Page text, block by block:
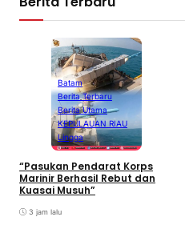
Batam
Berita Terbaru
Berita Utama
KEPULAUAN RIAU
Lingga
“Pasukan Pendarat Korps
Marinir Berhasil Rebut dan
Kuasai Musuh”
3 jam lalu